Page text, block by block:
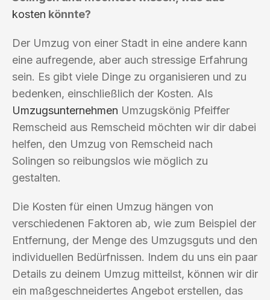
kosten könnte?
Der Umzug von einer Stadt in eine andere kann
eine aufregende, aber auch stressige Erfahrung
sein. Es gibt viele Dinge zu organisieren und zu
bedenken, einschließlich der Kosten. Als
Umzugsunternehmen Umzugskönig Pfeiffer
Remscheid aus Remscheid möchten wir dir dabei
helfen, den Umzug von Remscheid nach
Solingen so reibungslos wie möglich zu
gestalten.
Die Kosten für einen Umzug hängen von
verschiedenen Faktoren ab, wie zum Beispiel der
Entfernung, der Menge des Umzugsguts und den
individuellen Bedürfnissen. Indem du uns ein paar
Details zu deinem Umzug mitteilst, können wir dir
ein maßgeschneidertes Angebot erstellen, das